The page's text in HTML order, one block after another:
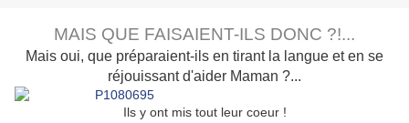
MAIS QUE FAISAIENT-ILS DONC ?!...
Mais oui, que préparaient-ils en tirant la langue et en se
réjouissant d'aider Maman ?...
Ils y ont mis tout leur coeur !